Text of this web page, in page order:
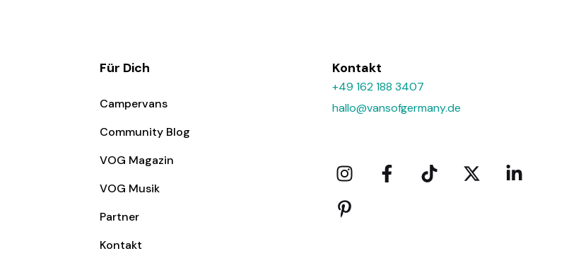
Für Dich
Campervans
Community Blog
VOG Magazin
VOG Musik
Partner
Kontakt
Kontakt
+49 162 188 3407
hallo@vansofgermany.de